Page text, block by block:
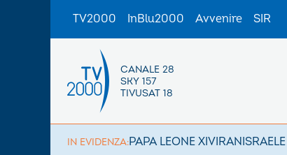
TV2000 InBlu2000 Avvenire SIR
CANALE 28
SKY 157
TIVUSAT 18
IN EVIDENZA:PAPA LEONE XIVIRAN